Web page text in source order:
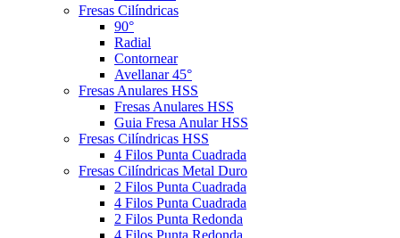
Fresas Cilíndricas
90°
Radial
Contornear
Avellanar 45°
Fresas Anulares HSS
Fresas Anulares HSS
Guia Fresa Anular HSS
Fresas Cilíndricas HSS
4 Filos Punta Cuadrada
Fresas Cilíndricas Metal Duro
2 Filos Punta Cuadrada
4 Filos Punta Cuadrada
2 Filos Punta Redonda